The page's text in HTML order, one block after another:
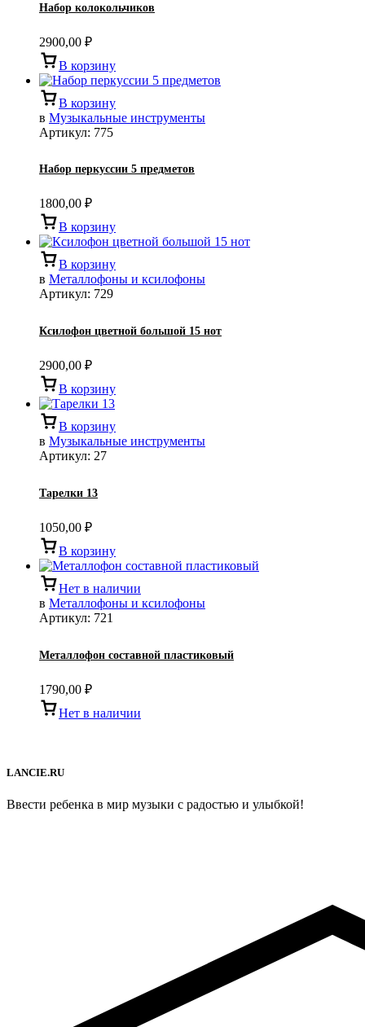
Набор колокольчиков
2900,00 ₽
В корзину
В корзину
в Музыкальные инструменты
Артикул: 775
Набор перкуссии 5 предметов
1800,00 ₽
В корзину
В корзину
в Металлофоны и ксилофоны
Артикул: 729
Ксилофон цветной большой 15 нот
2900,00 ₽
В корзину
В корзину
в Музыкальные инструменты
Артикул: 27
Тарелки 13
1050,00 ₽
В корзину
Нет в наличии
в Металлофоны и ксилофоны
Артикул: 721
Металлофон составной пластиковый
1790,00 ₽
Нет в наличии
LANCIE.RU
Ввести ребенка в мир музыки с радостью и улыбкой!